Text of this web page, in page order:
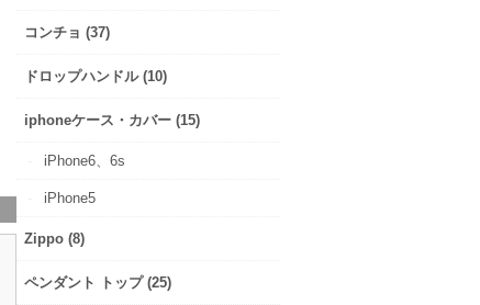
コンチョ (37)
ドロップハンドル (10)
iphoneケース・カバー (15)
iPhone6、6s
iPhone5
Zippo (8)
ペンダント トップ (25)